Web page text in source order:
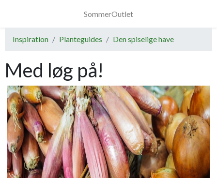
SommerOutlet
Inspiration Planteguides Den spiselige have
Med løg på!